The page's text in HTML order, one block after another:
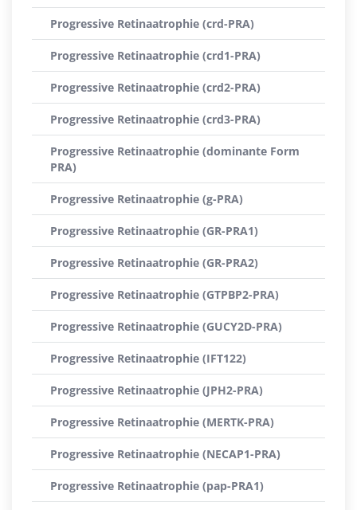
Progressive Retinaatrophie (crd-PRA)
Progressive Retinaatrophie (crd1-PRA)
Progressive Retinaatrophie (crd2-PRA)
Progressive Retinaatrophie (crd3-PRA)
Progressive Retinaatrophie (dominante Form
PRA)
Progressive Retinaatrophie (g-PRA)
Progressive Retinaatrophie (GR-PRA1)
Progressive Retinaatrophie (GR-PRA2)
Progressive Retinaatrophie (GTPBP2-PRA)
Progressive Retinaatrophie (GUCY2D-PRA)
Progressive Retinaatrophie (IFT122)
Progressive Retinaatrophie (JPH2-PRA)
Progressive Retinaatrophie (MERTK-PRA)
Progressive Retinaatrophie (NECAP1-PRA)
Progressive Retinaatrophie (pap-PRA1)